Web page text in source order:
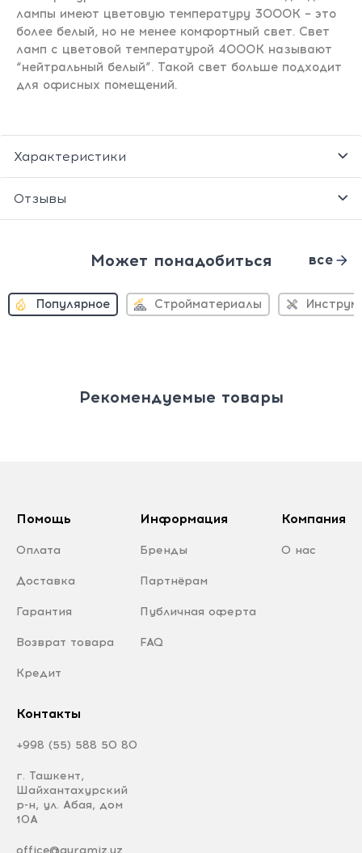
лампы имеют цветовую температуру 3000К – это
более белый, но не менее комфортный свет. Свет
ламп с цветовой температурой 4000К называют
“нейтральный белый”. Такой свет больше подходит
для офисных помещений.
Характеристики
Отзывы
Может понадобиться все
Популярное Стройматериалы
Рекомендуемые товары
Помощь
Оплата
Доставка
Гарантия
Возврат товара
Кредит
Информация
Бренды
Партнёрам
Публичная оферта
FAQ
Компания
О нас
Контакты
+998 (55) 588 50 80
г. Ташкент,
Шайхантахурский
р-н, ул. Абая, дом
10А
office@quramiz.uz